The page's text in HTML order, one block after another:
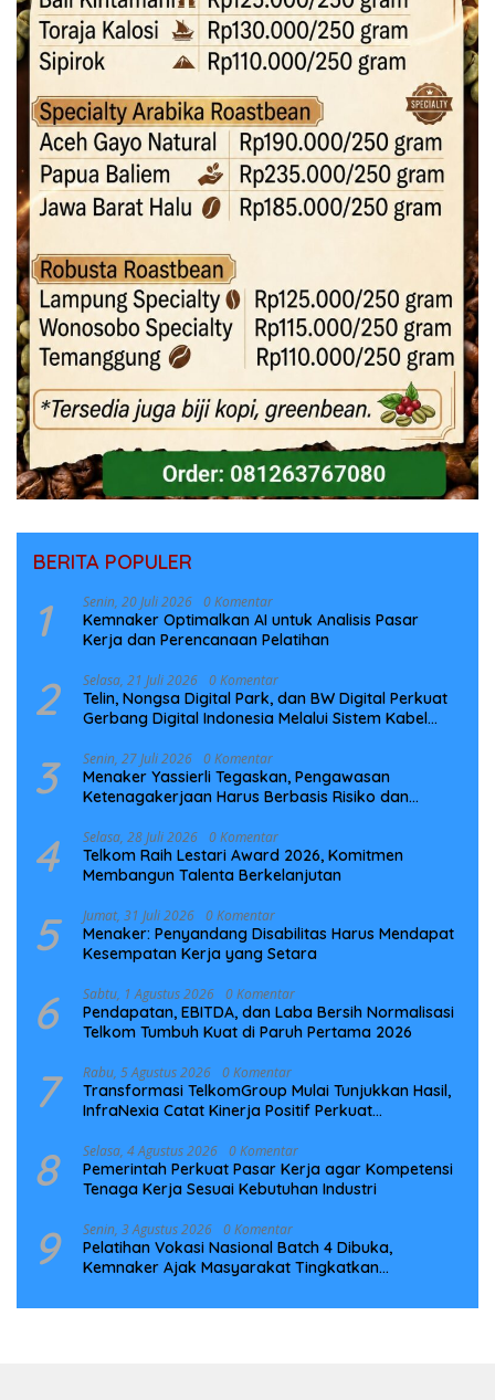
BERITA POPULER
1 Senin, 20 Juli 2026 0 Komentar
Kemnaker Optimalkan AI untuk Analisis Pasar
Kerja dan Perencanaan Pelatihan
2 Selasa, 21 Juli 2026 0 Komentar
Telin, Nongsa Digital Park, dan BW Digital Perkuat
Gerbang Digital Indonesia Melalui Sistem Kabel
3 Senin, 27 Juli 2026 0 Komentar
Menaker Yassierli Tegaskan, Pengawasan
Ketenagakerjaan Harus Berbasis Risiko dan
4 Selasa, 28 Juli 2026 0 Komentar
Telkom Raih Lestari Award 2026, Komitmen
Membangun Talenta Berkelanjutan
5 Jumat, 31 Juli 2026 0 Komentar
Menaker: Penyandang Disabilitas Harus Mendapat
Kesempatan Kerja yang Setara
6 Sabtu, 1 Agustus 2026 0 Komentar
Pendapatan, EBITDA, dan Laba Bersih Normalisasi
Telkom Tumbuh Kuat di Paruh Pertama 2026
7 Rabu, 5 Agustus 2026 0 Komentar
Transformasi TelkomGroup Mulai Tunjukkan Hasil,
InfraNexia Catat Kinerja Positif Perkuat
8 Selasa, 4 Agustus 2026 0 Komentar
Pemerintah Perkuat Pasar Kerja agar Kompetensi
Tenaga Kerja Sesuai Kebutuhan Industri
9 Senin, 3 Agustus 2026 0 Komentar
Pelatihan Vokasi Nasional Batch 4 Dibuka,
Kemnaker Ajak Masyarakat Tingkatkan